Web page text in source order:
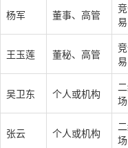
杨军 董事、高管
易
王玉莲 董秘、高管
易
吴卫东 个人或机构
场
张云 个人或机构
场